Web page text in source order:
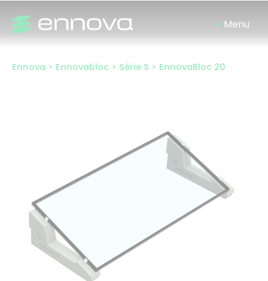
content
Ennova > Ennovabloc > Série S > EnnovaBloc 20